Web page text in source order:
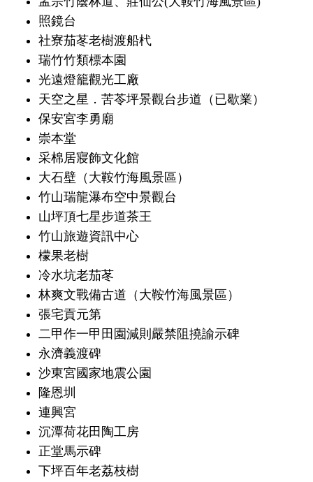
照鏡台
社寮茄苳老樹渡船杙
瑞竹竹類標本園
光遠燈籠觀光工廠
天空之星．苦苓坪景觀台步道（已歇業）
保安宮李勇廟
崇本堂
采棉居寢飾文化館
大石壁（大鞍竹海風景區）
竹山瑞龍瀑布空中景觀台
山坪頂七星步道茶王
竹山旅遊資訊中心
檬果老樹
冷水坑老茄苳
林爽文戰備古道（大鞍竹海風景區）
張宅貢元第
二甲作一甲田園減則嚴禁阻撓諭示碑
永濟義渡碑
沙東宮國家地震公園
隆恩圳
連興宮
沉潭荷花田陶工房
正堂馬示碑
下坪百年老荔枝樹